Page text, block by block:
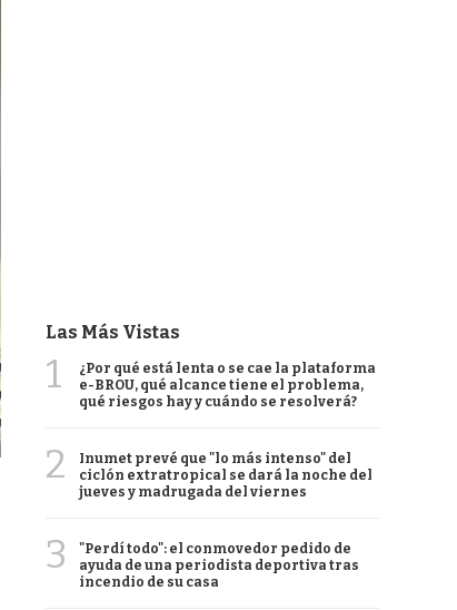
Las Más Vistas
1
¿Por qué está lenta o se cae la plataforma
e-BROU, qué alcance tiene el problema,
qué riesgos hay y cuándo se resolverá?
2
Inumet prevé que "lo más intenso" del
ciclón extratropical se dará la noche del
jueves y madrugada del viernes
3
"Perdí todo": el conmovedor pedido de
ayuda de una periodista deportiva tras
incendio de su casa